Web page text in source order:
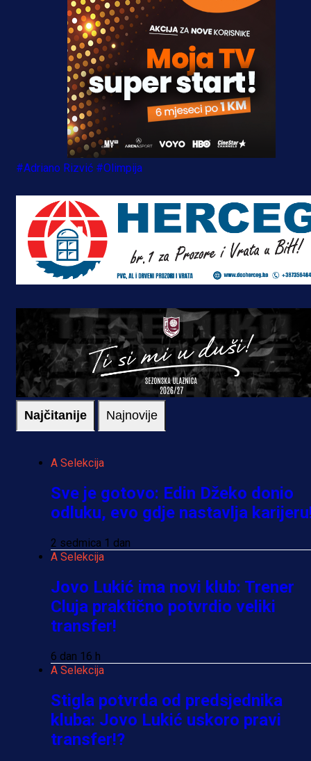
#Adriano Rizvić #Olimpija
Najčitanije Najnovije
A Selekcija
Sve je gotovo: Edin Džeko donio
odluku, evo gdje nastavlja
2 sedmica 1 dan
A Selekcija
Jovo Lukić ima novi klub: Trener
Cluja praktično potvrdio veliki
transfer!
6 dan 16 h
A Selekcija
Stigla potvrda od predsjednika
kluba: Jovo Lukić uskoro pravi
transfer!?